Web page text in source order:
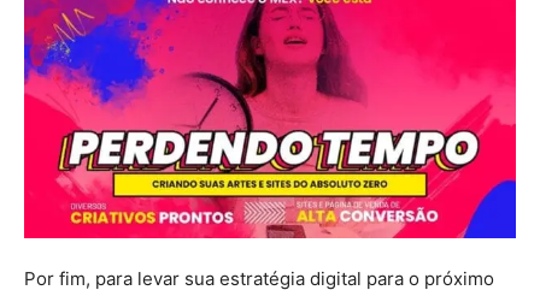
Por fim, para levar sua estratégia digital para o próximo